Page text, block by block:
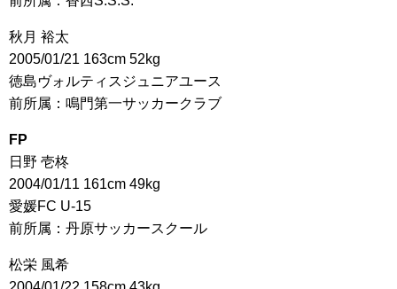
秋月 裕太
2005/01/21 163cm 52kg
徳島ヴォルティスジュニアユース
前所属：鳴門第一サッカークラブ
FP
日野 壱柊
2004/01/11 161cm 49kg
愛媛FC U-15
前所属：丹原サッカースクール
松栄 風希